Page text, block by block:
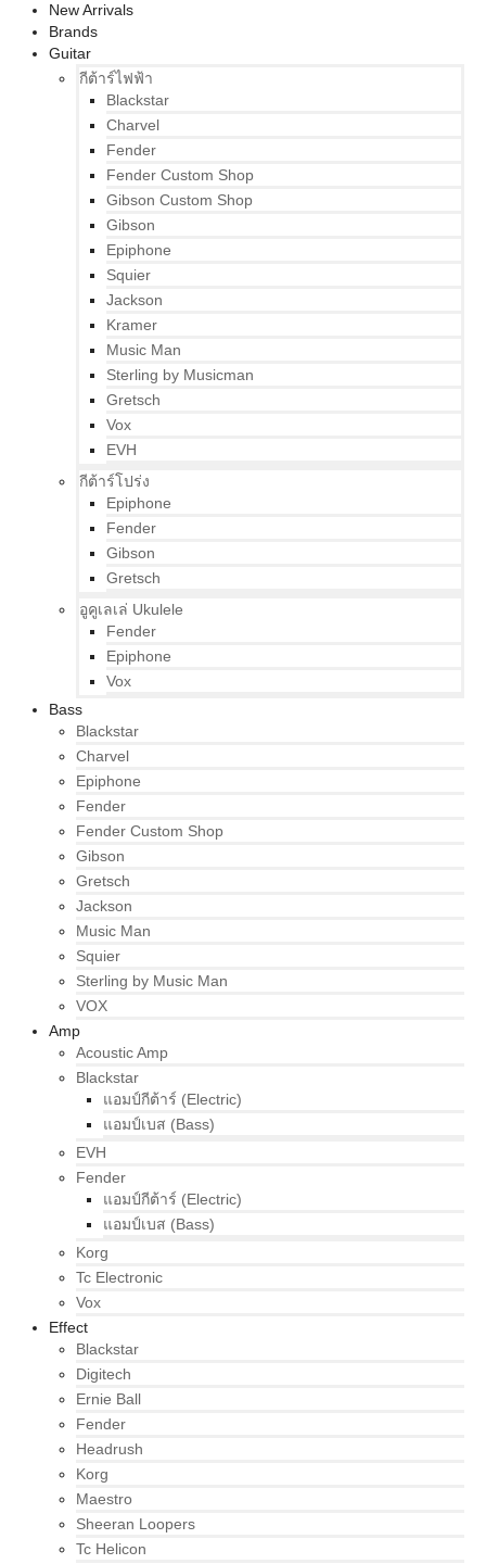
New Arrivals
Brands
Guitar
กีต้าร์ไฟฟ้า
Blackstar
Charvel
Fender
Fender Custom Shop
Gibson Custom Shop
Gibson
Epiphone
Squier
Jackson
Kramer
Music Man
Sterling by Musicman
Gretsch
Vox
EVH
กีต้าร์โปร่ง
Epiphone
Fender
Gibson
Gretsch
อูคูเลเล่ Ukulele
Fender
Epiphone
Vox
Bass
Blackstar
Charvel
Epiphone
Fender
Fender Custom Shop
Gibson
Gretsch
Jackson
Music Man
Squier
Sterling by Music Man
VOX
Amp
Acoustic Amp
Blackstar
แอมป์กีต้าร์ (Electric)
แอมป์เบส (Bass)
EVH
Fender
แอมป์กีต้าร์ (Electric)
แอมป์เบส (Bass)
Korg
Tc Electronic
Vox
Effect
Blackstar
Digitech
Ernie Ball
Fender
Headrush
Korg
Maestro
Sheeran Loopers
Tc Helicon